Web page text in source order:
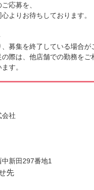
応募を、
よりお待ちしております。
募集を終了している場合が
際は、他店舗での勤務をご
す。
会社
新田297番地1
先